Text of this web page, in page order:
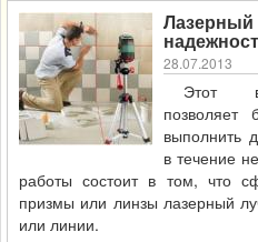
Лазерный
28.07.2013
Этот
позволяет
выполнить
в течение
работы состоит в том, что
призмы или линзы лазерный
или линии.